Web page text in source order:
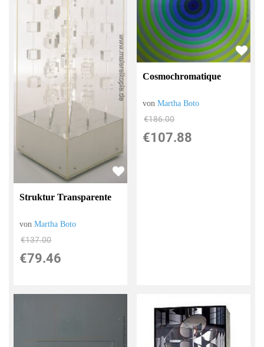
Struktur Transparente
vonMartha Boto
€137.00
€79.46
Cosmochromatique
vonMartha Boto
€186.00
€107.88